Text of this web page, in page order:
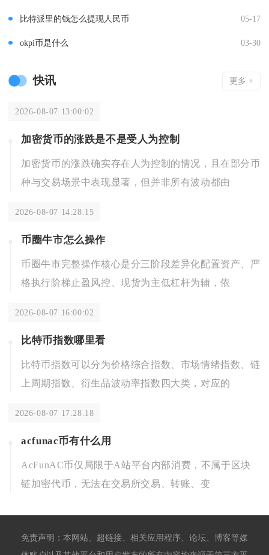
比特派里的钱怎么提现人民币 05-17
okpi币是什么 03-30
快讯 更多 +
2026-08-07 13:00:02
加密货币的涨跌是不是受人为控制
加密货币的涨跌确实存在人为控制的情况，且在部分币
种与交易场景中表现显著，但并非所有波动都由
2026-08-07 14:28:15
币圈牛市怎么操作
币圈牛市完整操作核心是分三阶段差异化配置资产、严
格执行阶梯止盈风控、现货为主低杠杆为辅，依
2026-08-07 16:00:02
比特币指数哪里看
比特币指数可以分为价格综合指数、市场情绪指数、链
上周期指数、衍生品波动率指数四大类，对应的
2026-08-07 17:28:18
acfunac币有什么用
AcFunAC币仅局限于A站平台内部消费，不属于区块
链加密代币，无法在交易所交易、转账、变
免责声明：本网站、超链接、相关应用程序、论坛、博客等媒